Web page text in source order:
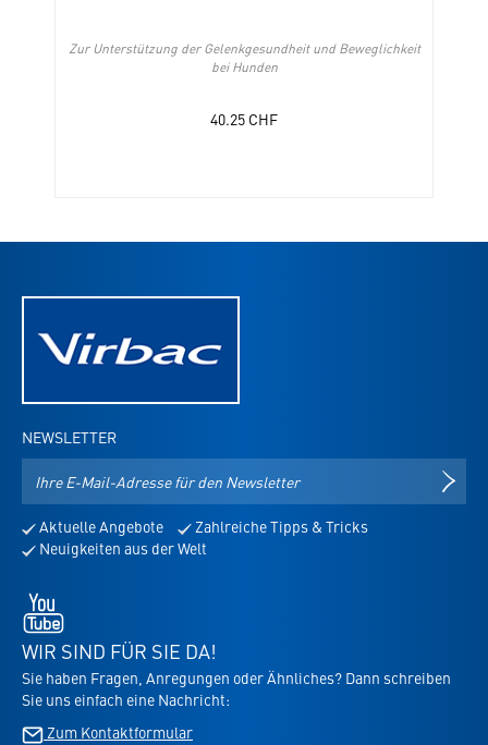
Zur Unterstützung der Gelenkgesundheit und Beweglichkeit
bei Hunden
40.25 CHF
NEWSLETTER
Mail-
für
den
Aktuelle Angebote
Zahlreiche Tipps & Tricks
Neuigkeiten aus der Welt
öffnet
neuem
Tab
WIR SIND FÜR SIE DA!
Sie haben Fragen, Anregungen oder Ähnliches? Dann schreiben
Sie uns einfach eine Nachricht:
Zum Kontaktformular